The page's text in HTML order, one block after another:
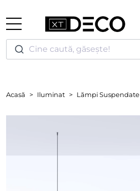
Cine caută, găsește!
Acasă Iluminat Lămpi Suspendate